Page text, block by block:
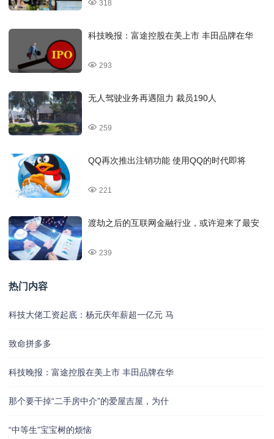
318
科技晚报：富途控股在美上市 丰田品牌在华
293
无人驾驶业务再遇阻力 裁员190人
259
QQ再次推出注销功能 使用QQ的时代即将
221
渡劫之后的互联网金融行业，或许迎来了最安
239
热门内容
科技大佬工资起底：杨元庆年薪超一亿元 马
致命拼多多
科技晚报：富途控股在美上市 丰田品牌在华
那个要干掉“二手房中介”的爱屋吉屋，为什
“中等生”宝宝树的烦恼